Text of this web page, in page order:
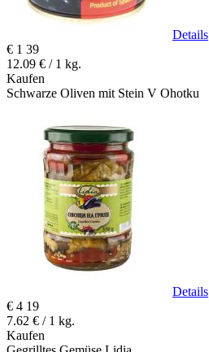
Details
€ 1 39
12.09 € / 1 kg.
Kaufen
Schwarze Oliven mit Stein V Ohotku
Details
€ 4 19
7.62 € / 1 kg.
Kaufen